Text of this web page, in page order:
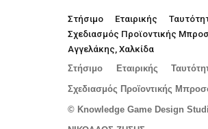
Στήσιμο Εταιρικής
Σχεδιασμός Προϊοντικής
Αγγελάκης, Χαλκίδα
Στήσιμο Εταιρικής
Σχεδιασμός Προϊοντικής
© Knowledge Game Design